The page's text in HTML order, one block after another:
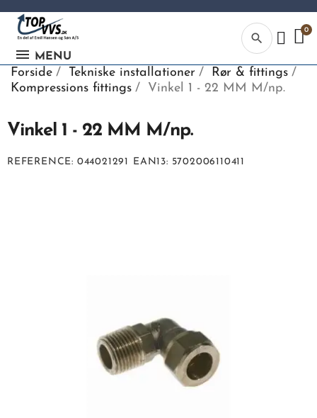
MENU
search
Forside Tekniske installationer
Rør & fittings
Kompressions fittings
Vinkel 1 - 22 MM M/np.
Vinkel 1 - 22 MM M/np.
REFERENCE 044021291 EAN13 5702006110411